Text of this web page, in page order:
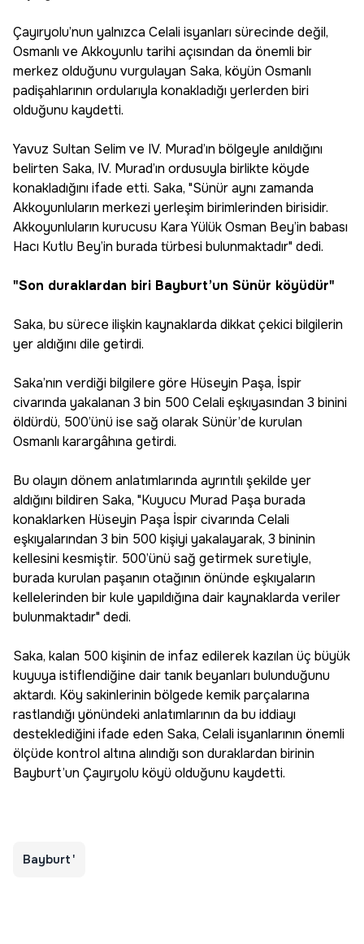
Çayıryolu’nun yalnızca Celali isyanları sürecinde değil,
Osmanlı ve Akkoyunlu tarihi açısından da önemli bir
merkez olduğunu vurgulayan Saka, köyün Osmanlı
padişahlarının ordularıyla konakladığı yerlerden biri
olduğunu kaydetti.
Yavuz Sultan Selim ve IV. Murad’ın bölgeyle anıldığını
belirten Saka, IV. Murad’ın ordusuyla birlikte köyde
konakladığını ifade etti. Saka, "Sünür aynı zamanda
Akkoyunluların merkezi yerleşim birimlerinden birisidir.
Akkoyunluların kurucusu Kara Yülük Osman Bey’in babası
Hacı Kutlu Bey’in burada türbesi bulunmaktadır" dedi.
"Son duraklardan biri Bayburt’un Sünür köyüdür"
Saka, bu sürece ilişkin kaynaklarda dikkat çekici bilgilerin
yer aldığını dile getirdi.
Saka’nın verdiği bilgilere göre Hüseyin Paşa, İspir
civarında yakalanan 3 bin 500 Celali eşkıyasından 3 binini
öldürdü, 500’ünü ise sağ olarak Sünür’de kurulan
Osmanlı karargâhına getirdi.
Bu olayın dönem anlatımlarında ayrıntılı şekilde yer
aldığını bildiren Saka, "Kuyucu Murad Paşa burada
konaklarken Hüseyin Paşa İspir civarında Celali
eşkıyalarından 3 bin 500 kişiyi yakalayarak, 3 bininin
kellesini kesmiştir. 500’ünü sağ getirmek suretiyle,
burada kurulan paşanın otağının önünde eşkıyaların
kellelerinden bir kule yapıldığına dair kaynaklarda veriler
bulunmaktadır" dedi.
Saka, kalan 500 kişinin de infaz edilerek kazılan üç büyük
kuyuya istiflendiğine dair tanık beyanları bulunduğunu
aktardı. Köy sakinlerinin bölgede kemik parçalarına
rastlandığı yönündeki anlatımlarının da bu iddiayı
desteklediğini ifade eden Saka, Celali isyanlarının önemli
ölçüde kontrol altına alındığı son duraklardan birinin
Bayburt’un Çayıryolu köyü olduğunu kaydetti.
Bayburt'